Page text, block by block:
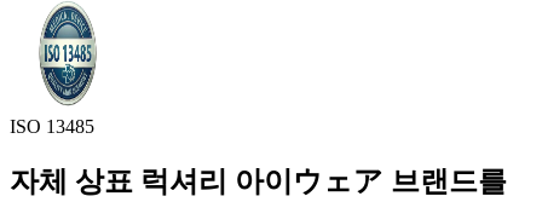
ISO 13485
자체 상표 럭셔리 아이ウェア 브랜드를